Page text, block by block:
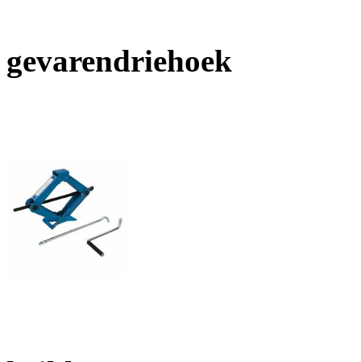
gevarendriehoek